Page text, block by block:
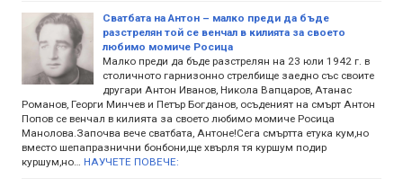
Сватбата на Антон – малко преди да бъде
разстрелян той се венчал в килията за своето
любимо момиче Росица
Малко преди да бъде разстрелян на 23 юли 1942 г. в
столичното гарнизонно стрелбище заедно със своите
другари Антон Иванов, Никола Вапцаров, Атанас
Романов, Георги Минчев и Петър Богданов, осъденият на смърт Антон
Попов се венчал в килията за своето любимо момиче Росица
Манолова.Започва вече сватбата, Антоне!Сега смъртта етука кум,но
вместо шепапразнични бонбони,ще хвърля тя куршум подир
куршум,но…
НАУЧЕТЕ ПОВЕЧЕ: